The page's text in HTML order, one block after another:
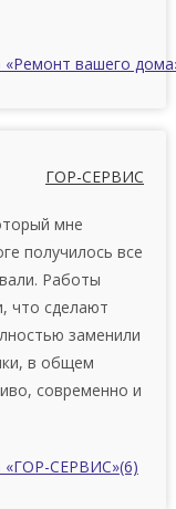
вашего
ГОР-СЕРВИС
мне
получилось все
Работы
что сделают
заменили
в общем
современно и
«ГОР-СЕРВИС»(6)